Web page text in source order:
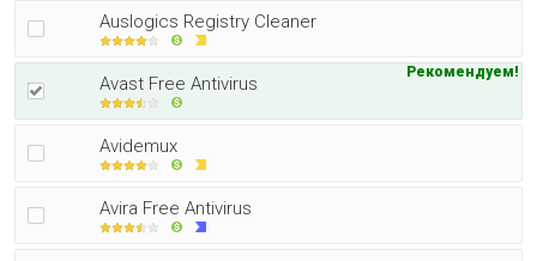
Auslogics Registry Cleaner
Avast Free Antivirus
Рекомендуем!
Avidemux
Avira Free Antivirus